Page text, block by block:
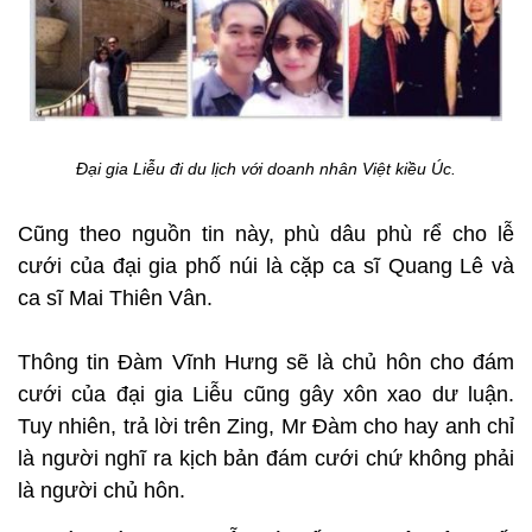
Đại gia Liễu đi du lịch với doanh nhân Việt kiều Úc.
Cũng theo nguồn tin này, phù dâu phù rể cho lễ
cưới của đại gia phố núi là cặp ca sĩ Quang Lê và
ca sĩ Mai Thiên Vân.
Thông tin Đàm Vĩnh Hưng sẽ là chủ hôn cho đám
cưới của đại gia Liễu cũng gây xôn xao dư luận.
Tuy nhiên, trả lời trên Zing, Mr Đàm cho hay anh chỉ
là người nghĩ ra kịch bản đám cưới chứ không phải
là người chủ hôn.